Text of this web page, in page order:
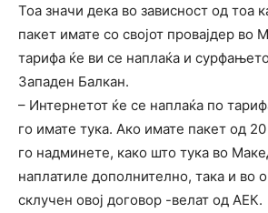
Тоа значи дека во зависност од тоа
пакет имате со својот провајдер во
тарифа ќе ви се наплаќа и
Западен Балкан.
– Интернетот ќе се наплаќа по
го имате тука. Ако имате пакет од
го надминете, како што тука во
наплатиле дополнително, така и во
склучен овој договор -велат од АЕК.